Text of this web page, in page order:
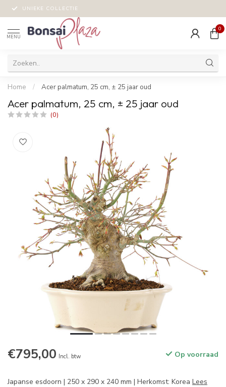
UNIEKE COLLECTIE
MENU
0
Home / Acer palmatum, 25 cm, ± 25 jaar oud
Acer palmatum, 25 cm, ± 25 jaar oud
(0)
€795,00 Incl. btw Op voorraad
Japanse esdoorn | 250 x 290 x 240 mm | Herkomst: Korea Lees